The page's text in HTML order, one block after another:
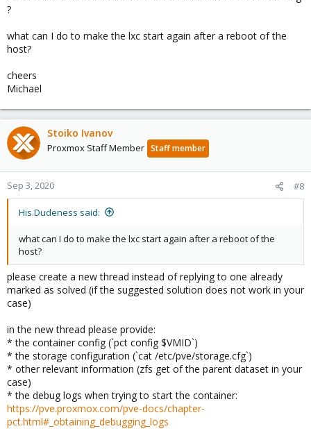
?
what can I do to make the lxc start again after a reboot of the
host?
cheers
Michael
Stoiko Ivanov
Proxmox Staff Member Staff member
Sep 3, 2020 #8
His.Dudeness said:
what can I do to make the lxc start again after a reboot of the
host?
please create a new thread instead of replying to one already
marked as solved (if the suggested solution does not work in your
case)
in the new thread please provide:
* the container config (`pct config $VMID`)
* the storage configuration (`cat /etc/pve/storage.cfg`)
* other relevant information (zfs get of the parent dataset in your
case)
* the debug logs when trying to start the container:
https://pve.proxmox.com/pve-docs/chapter-
pct.html#_obtaining_debugging_logs